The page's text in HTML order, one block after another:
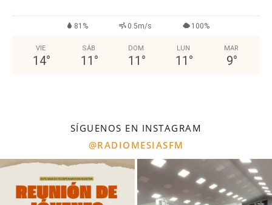
81% 0.5m/s 100%
VIE
14°
SÁB
11 °
DOM
11 °
LUN
11 °
MAR
9°
SÍGUENOS EN INSTAGRAM
@RADIOMESIASFM